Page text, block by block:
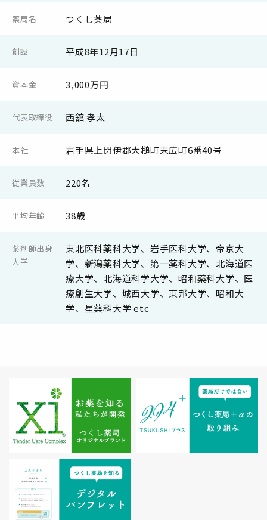
薬局名 つくし薬局
創設 平成8年12月17日
資本金 3,000万円
代表取締役 西舘 孝太
本社 岩手県上閉伊郡大槌町末広町6番40号
従業員数 220名
平均年齢 38歳
薬剤師出身
大学
東北医科薬科大学、岩手医科大学、帝京大
学、新潟薬科大学、第一薬科大学、北海道医
療大学、北海道科学大学、昭和薬科大学、医
療創生大学、城西大学、東邦大学、昭和大
学、星薬科大学 etc